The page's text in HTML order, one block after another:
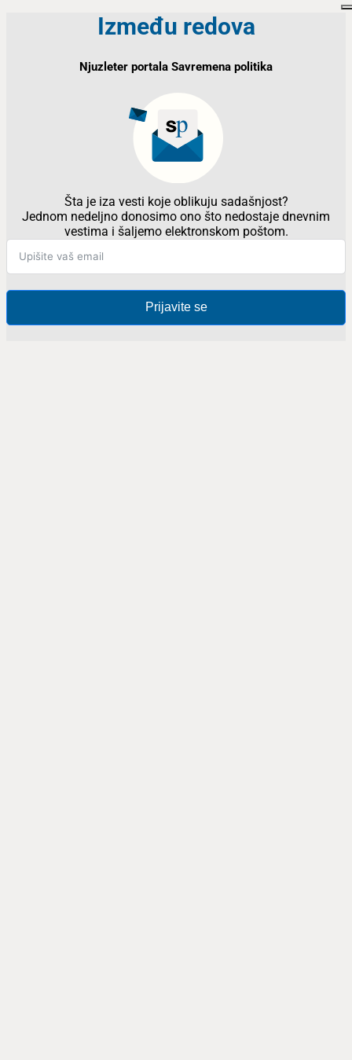
Između redova
Njuzleter portala Savremena politika
Šta je iza vesti koje oblikuju sadašnjost?
Jednom nedeljno donosimo ono što nedostaje dnevnim
vestima i šaljemo elektronskom poštom.
Prijavite se